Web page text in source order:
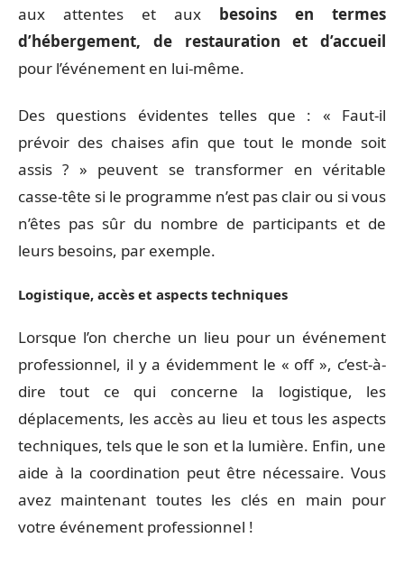
aux attentes et aux besoins en termes
d’hébergement, de restauration et d’accueil
pour l’événement en lui-même.
Des questions évidentes telles que : « Faut-il
prévoir des chaises afin que tout le monde soit
assis ? » peuvent se transformer en véritable
casse-tête si le programme n’est pas clair ou si vous
n’êtes pas sûr du nombre de participants et de
leurs besoins, par exemple.
Logistique, accès et aspects techniques
Lorsque l’on cherche un lieu pour un événement
professionnel, il y a évidemment le « off », c’est-à-
dire tout ce qui concerne la logistique, les
déplacements, les accès au lieu et tous les aspects
techniques, tels que le son et la lumière. Enfin, une
aide à la coordination peut être nécessaire. Vous
avez maintenant toutes les clés en main pour
votre événement professionnel !